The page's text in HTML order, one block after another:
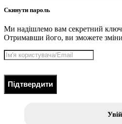
Скинути пароль
Ми надішлемо вам секретний
Отримавши його, ви зможете
Підтвердити